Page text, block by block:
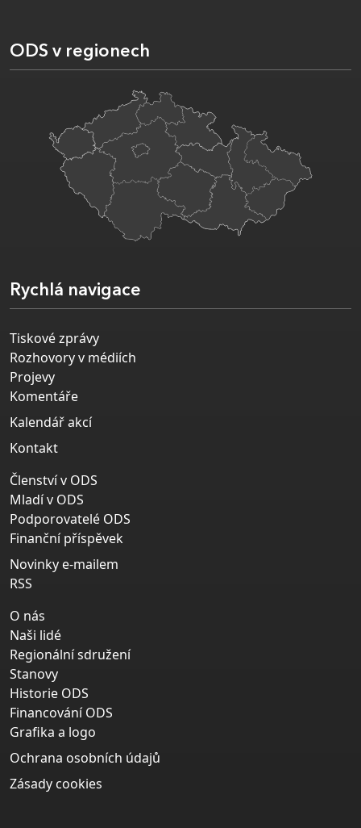
ODS v regionech
Rychlá navigace
Tiskové zprávy
Rozhovory v médiích
Projevy
Komentáře
Kalendář akcí
Kontakt
Členství v ODS
Mladí v ODS
Podporovatelé ODS
Finanční příspěvek
Novinky e-mailem
RSS
O nás
Naši lidé
Regionální sdružení
Stanovy
Historie ODS
Financování ODS
Grafika a logo
Ochrana osobních údajů
Zásady cookies